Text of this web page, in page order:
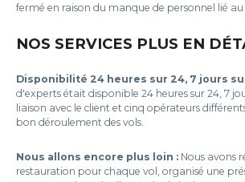
fermé en raison du manque de personnel lié au
NOS SERVICES PLUS EN
Disponibilité 24 heures sur 24, 7 jours
d'experts était disponible 24 heures sur 24, 7
liaison avec le client et cinq opérateurs
bon déroulement des vols.
Nous allons encore plus loin : Nous avons
restauration pour chaque vol, organisé une